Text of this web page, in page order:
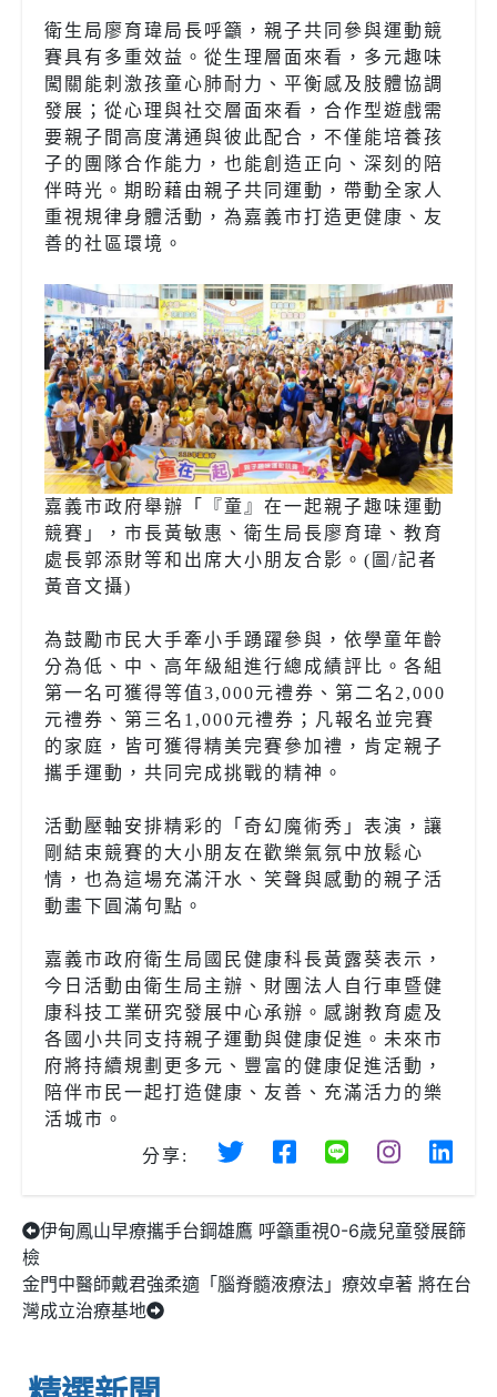
衛生局廖育瑋局長呼籲，親子共同參與運動競
賽具有多重效益。從生理層面來看，多元趣味
闖關能刺激孩童心肺耐力、平衡感及肢體協調
發展；從心理與社交層面來看，合作型遊戲需
要親子間高度溝通與彼此配合，不僅能培養孩
子的團隊合作能力，也能創造正向、深刻的陪
伴時光。期盼藉由親子共同運動，帶動全家人
重視規律身體活動，為嘉義市打造更健康、友
善的社區環境。
嘉義市政府舉辦「『童』在一起親子趣味運動
競賽」，市長黃敏惠、衛生局長廖育瑋、教育
處長郭添財等和出席大小朋友合影。(圖/記者
黃音文攝)
為鼓勵市民大手牽小手踴躍參與，依學童年齡
分為低、中、高年級組進行總成績評比。各組
第一名可獲得等值3,000元禮券、第二名2,000
元禮券、第三名1,000元禮券；凡報名並完賽
的家庭，皆可獲得精美完賽參加禮，肯定親子
攜手運動，共同完成挑戰的精神。
活動壓軸安排精彩的「奇幻魔術秀」表演，讓
剛結束競賽的大小朋友在歡樂氣氛中放鬆心
情，也為這場充滿汗水、笑聲與感動的親子活
動畫下圓滿句點。
嘉義市政府衛生局國民健康科長黃露葵表示，
今日活動由衛生局主辦、財團法人自行車暨健
康科技工業研究發展中心承辦。感謝教育處及
各國小共同支持親子運動與健康促進。未來市
府將持續規劃更多元、豐富的健康促進活動，
陪伴市民一起打造健康、友善、充滿活力的樂
活城市。
分享:
伊甸鳳山早療攜手台鋼雄鷹 呼籲重視0-6歲兒童發展篩
檢
金門中醫師戴君強柔適「腦脊髓液療法」療效卓著 將在台
灣成立治療基地